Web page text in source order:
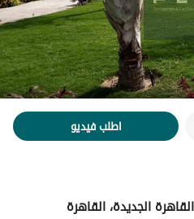
اطلب فيديو
الجديدة، القاهرة